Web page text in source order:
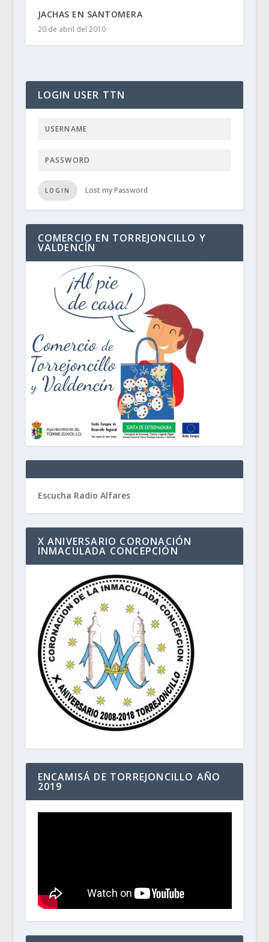
JACHAS EN SANTOMERA
20 de abril del 2010
LOGIN USER TTN
LOGIN Lost my Password
COMERCIO EN TORREJONCILLO Y
VALDENCÍN
Escucha Radio Alfares
X ANIVERSARIO CORONACIÓN
INMACULADA CONCEPCIÓN
ENCAMISÁ DE TORREJONCILLO AÑO
2019